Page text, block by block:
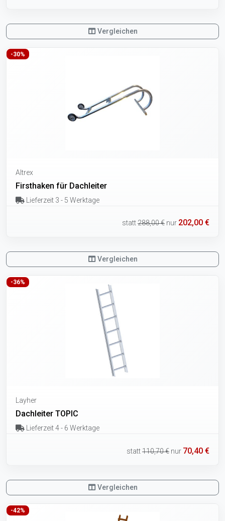
Vergleichen
-30%
Altrex
Firsthaken für Dachleiter
Lieferzeit 3 - 5 Werktage
statt288,00 € nur 202,00 €
Vergleichen
-36%
Layher
Dachleiter TOPIC
Lieferzeit 4 - 6 Werktage
statt110,70 € nur 70,40 €
Vergleichen
-42%